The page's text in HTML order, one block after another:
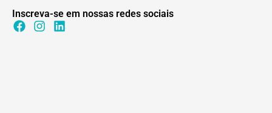
Inscreva-se em nossas redes sociais